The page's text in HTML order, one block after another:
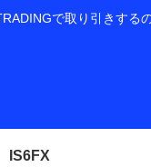
で取り引きする
IS6FX